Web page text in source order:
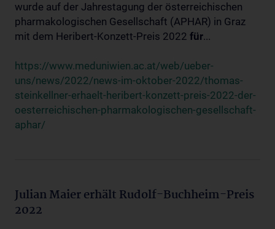
wurde auf der Jahrestagung der österreichischen
pharmakologischen Gesellschaft (APHAR) in Graz
mit dem Heribert-Konzett-Preis 2022 für...
https://www.meduniwien.ac.at/web/ueber-
uns/news/2022/news-im-oktober-2022/thomas-
steinkellner-erhaelt-heribert-konzett-preis-2022-der-
oesterreichischen-pharmakologischen-gesellschaft-
aphar/
Julian Maier erhält Rudolf-Buchheim-Preis
2022